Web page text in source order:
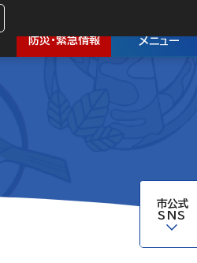
防災・緊急情報 メニュー
市公式
SNS